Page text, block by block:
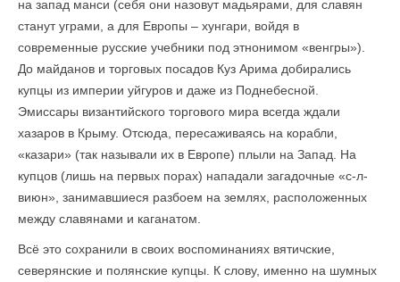
на запад манси (себя они назовут мадьярами, для славян
станут уграми, а для Европы – хунгари, войдя в
современные русские учебники под этнонимом «венгры»).
До майданов и торговых посадов Куз Арима добирались
купцы из империи уйгуров и даже из Поднебесной.
Эмиссары византийского торгового мира всегда ждали
хазаров в Крыму. Отсюда, пересаживаясь на корабли,
«казари» (так называли их в Европе) плыли на Запад. На
купцов (лишь на первых порах) нападали загадочные «с-л-
виюн», занимавшиеся разбоем на землях, расположенных
между славянами и каганатом.
Всё это сохранили в своих воспоминаниях вятичские,
северянские и полянские купцы. К слову, именно на шумных